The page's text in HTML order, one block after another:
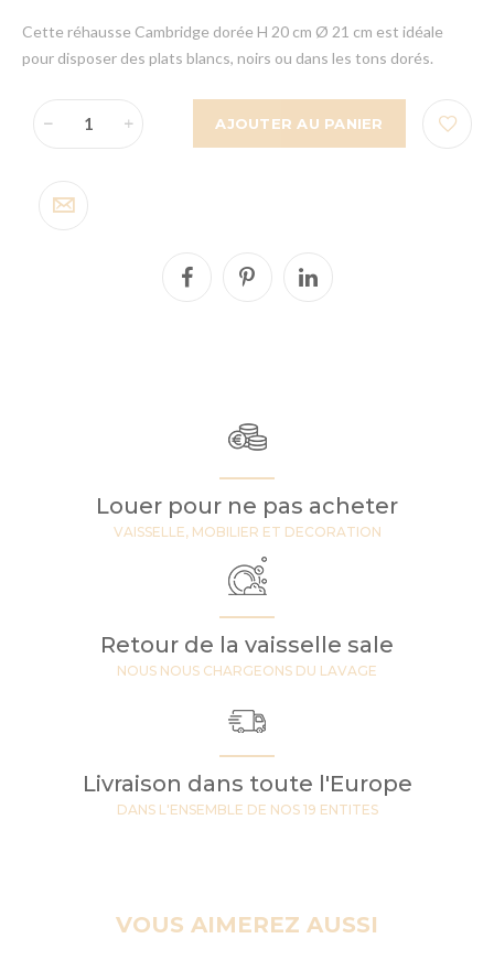
Cette réhausse Cambridge dorée H 20 cm Ø 21 cm est idéale
pour disposer des plats blancs, noirs ou dans les tons dorés.
AJOUTER AU PANIER
Louer pour ne pas acheter
VAISSELLE, MOBILIER ET DECORATION
Retour de la vaisselle sale
NOUS NOUS CHARGEONS DU LAVAGE
Livraison dans toute l'Europe
DANS L'ENSEMBLE DE NOS 19 ENTITES
VOUS AIMEREZ AUSSI